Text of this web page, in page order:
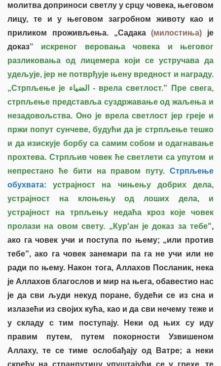
молитва доприноси светлу у срцу човека, његовом
лицу, те и у његовом загробном животу као и
приликом проживљења. „Садака(милостиња) је
доказ" искреног веровања човека и његовог
разликовања од лицемера који се устручава да
удељује, јер не потврђује њену вредност и награду.
„Стрпљење је الضياء - врела светлост.” Пре свега,
стрпљење представља суздржавање од жаљења и
незадовољства. Оно је врела светлост јер греје и
пржи попут сунчеве, будући да је стрпљење тешко
и да изискује борбу са самим собом и одагнавање
прохтева. Стрпљив човек ће светлети са упутом и
непрестано ће бити на правом путу. Стрпљење
обухвата: устрајност на чињењу добрих дела,
устрајност на клоњењу од лоших дела, и
устрајност на трпљењу недаћа кроз које човек
пролази на овом свету. „Кур'ан је доказ за тебе",
ако га човек учи и поступа по њему; „или против
тебе”, ако га човек занемари па га не учи или не
ради по њему. Након тога, Аллахов Посланик, нека
је Аллахов благослов и мир на њега, обавестио нас
је да сви људи некуд поране, будећи се из сна и
излазећи из својих кућа, као и да сви нечему теже и
у складу с тим поступају. Неки од њих су иду
правим путем, путем покорности Узвишеном
Аллаху, те се тиме ослобађају од Ватре; а неки
скрећу на странпутицу упуштајући се у грехе, те